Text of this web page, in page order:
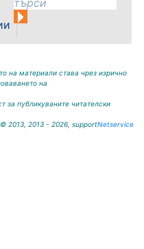
на
на материали става чрез изрично
на
за публикуваните читателски
© 2013, 2013 - 2026, supportNetservice